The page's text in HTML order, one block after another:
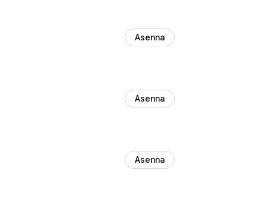
Asenna
Asenna
Asenna